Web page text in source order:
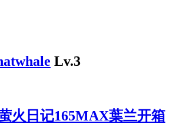
Lv.3
火日记165MAX葉兰开箱